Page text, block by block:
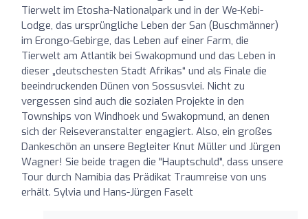
Tierwelt im Etosha-Nationalpark und in der We-Kebi-
Lodge, das ursprüngliche Leben der San (Buschmänner)
im Erongo-Gebirge, das Leben auf einer Farm, die
Tierwelt am Atlantik bei Swakopmund und das Leben in
dieser „deutschesten Stadt Afrikas“ und als Finale die
beeindruckenden Dünen von Sossusvlei. Nicht zu
vergessen sind auch die sozialen Projekte in den
Townships von Windhoek und Swakopmund, an denen
sich der Reiseveranstalter engagiert. Also, ein großes
Dankeschön an unsere Begleiter Knut Müller und Jürgen
Wagner! Sie beide tragen die "Hauptschuld", dass unsere
Tour durch Namibia das Prädikat Traumreise von uns
erhält. Sylvia und Hans-Jürgen Faselt